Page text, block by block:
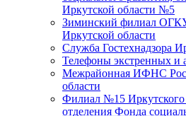
Иркутской области №5
Зиминский филиал
Иркутской области
Служба Гостехнадзора
Телефоны экстренных и
Межрайонная ИФНС
области
Филиал №15 Иркутского
отделения Фонда